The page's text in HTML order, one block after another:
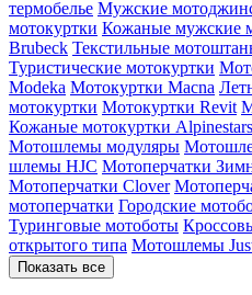
термобелье Мужские
мотокуртки Кожаные мужские
Brubeck Текстильные
Туристические мотокуртки
Modeka Мотокуртки Macna
мотокуртки Мотокуртки Revit
Кожаные мотокуртки Alpinestars
Мотошлемы модуляры
шлемы HJC Мотоперчатки
Мотоперчатки Clover
мотоперчатки Городские
Туринговые мотоботы
открытого типа Мотошлемы
Показать все